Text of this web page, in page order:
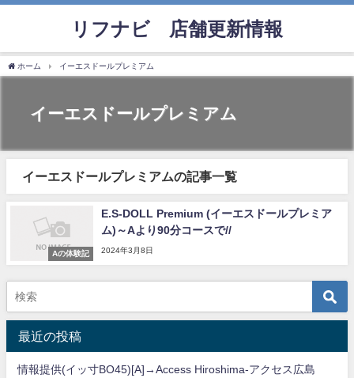
リフナビ®店舗更新情報
ホーム イーエスドールプレミアム
イーエスドールプレミアム
イーエスドールプレミアムの記事一覧
Aの体験記
E.S-DOLL Premium (イーエスドールプレミア
ム)～Aより90分コースで//
2024年3月8日
最近の投稿
情報提供(イッ寸BO45)[A]→Access Hiroshima-アクセス広島